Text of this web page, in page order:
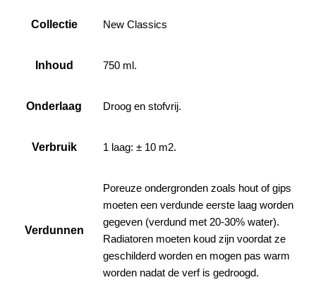
Collectie New Classics
Inhoud 750 ml.
Onderlaag Droog en stofvrij.
Verbruik 1 laag: ± 10 m2.
Verdunnen
Poreuze ondergronden zoals hout of gips
moeten een verdunde eerste laag worden
gegeven (verdund met 20-30% water).
Radiatoren moeten koud zijn voordat ze
geschilderd worden en mogen pas warm
worden nadat de verf is gedroogd.